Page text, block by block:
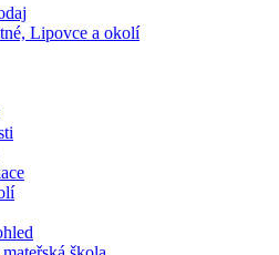
Lipovce a okolí